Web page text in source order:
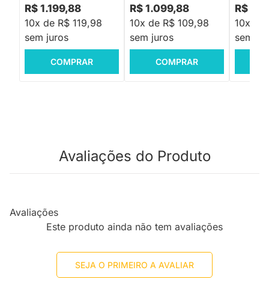
R$ 1.199,88
10x de R$ 119,98
sem juros
COMPRAR
R$ 1.099,88
10x de R$ 109,98
sem juros
COMPRAR
R$
10x de
sem
Avaliações do Produto
Avaliações
Este produto ainda não tem avaliações
SEJA O PRIMEIRO A AVALIAR